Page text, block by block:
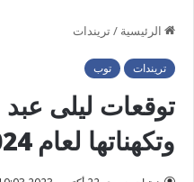
الرئيسية /تريندات
تريندات توب
توقعات ليلى عبد
وتكهناتها لعام 2024